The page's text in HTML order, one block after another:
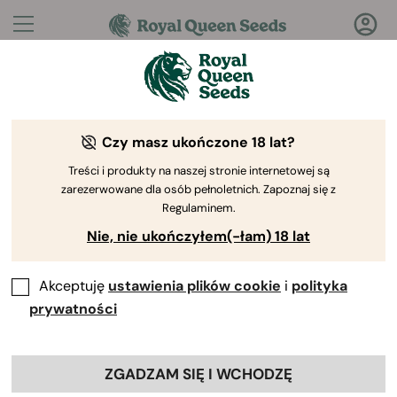
Pytania?Odpowiedzi!
Witamy w Royal Queen Seeds Help Center
Help Center > Produkty i
Uprawa > Kiełkowanie
Back
Jak długo trwa kiełkowanie
nasion?
Czy masz ukończone 18 lat?
Treści i produkty na naszej stronie internetowej są
zarezerwowane dla osób pełnoletnich. Zapoznaj się z
Regulaminem.
Nie, nie ukończyłem(-łam) 18 lat
Akceptuję ustawienia plików cookie i polityka
prywatności
ZGADZAM SIĘ I WCHODZĘ